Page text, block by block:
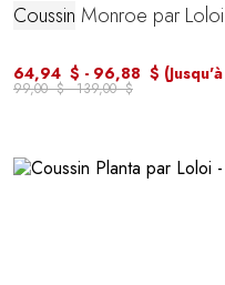
Coussin Monroe par
64,94 $ - 96,88 $
99,00 $ - 139,00 $